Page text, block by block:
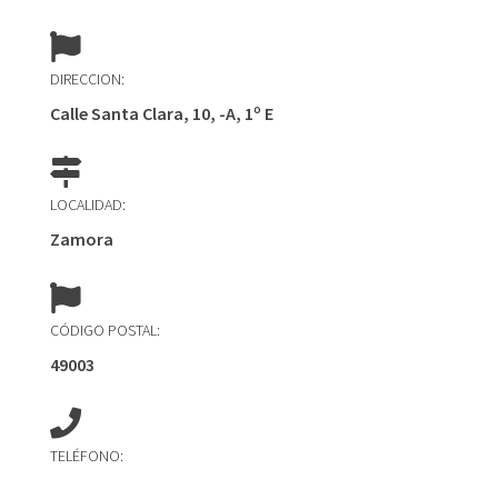
DIRECCION:
Calle Santa Clara, 10, -A, 1º E
LOCALIDAD:
Zamora
CÓDIGO POSTAL:
49003
TELÉFONO: